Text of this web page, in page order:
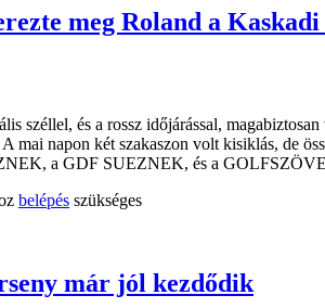
meg Roland a
széllel, és a rossz időjárással,
mai napon két szakaszon volt kisiklás, de
a GDF SUEZNEK, és a
belépés szükséges
már jól kezdődik